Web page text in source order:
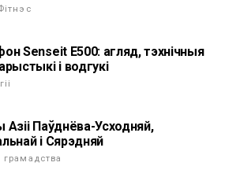
Senseit E500: агляд, тэхнічныя
і водгукі
Азіі Паўднёва-Усходняй,
і Сярэдняй
грамадства